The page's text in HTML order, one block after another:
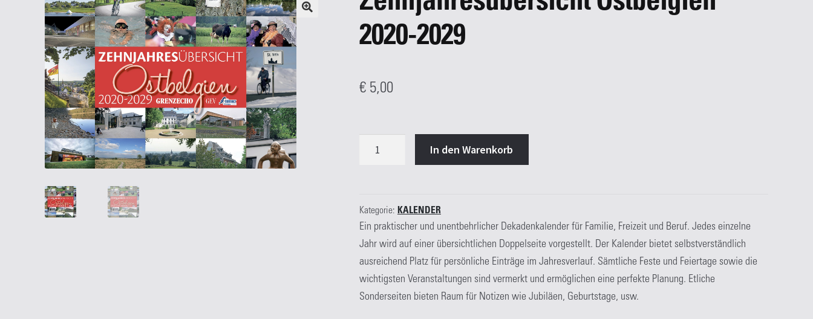
2020-2029
€5,00
Menge
In den Warenkorb
Kategorie: KALENDER
Ein praktischer und unentbehrlicher Dekadenkalender für Familie, Freizeit und Beruf. Jedes einzelne
Jahr wird auf einer übersichtlichen Doppelseite vorgestellt. Der Kalender bietet selbstverständlich
ausreichend Platz für persönliche Einträge im Jahresverlauf. Sämtliche Feste und Feiertage sowie die
wichtigsten Veranstaltungen sind vermerkt und ermöglichen eine perfekte Planung. Etliche
Sonderseiten bieten Raum für Notizen wie Jubiläen, Geburtstage, usw.